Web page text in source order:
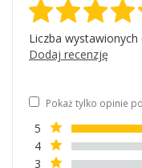
Liczba wystawionych
Dodaj recenzję
Pokaż tylko opinie
5
4
3